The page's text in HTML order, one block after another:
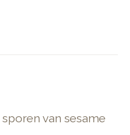
van sesame